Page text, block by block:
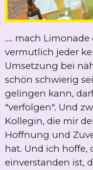
.... mach
vermutlich jeder
Umsetzung bei
schön schwierig
gelingen kann,
"verfolgen". Und
Kollegin, die mir
Hoffnung und
hat. Und ich hoffe,
einverstanden ist,